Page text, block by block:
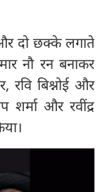
दो छक्के लगाते
नौ रन बनाकर
रवि बिश्नोई और
शर्मा और रवींद्र